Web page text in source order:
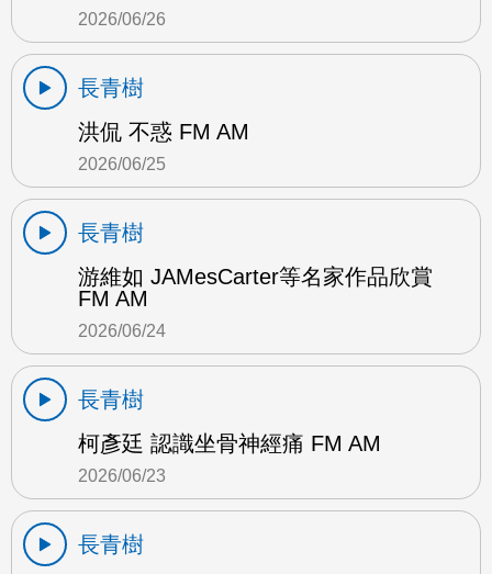
2026/06/26
長青樹
洪侃 不惑 FM AM
2026/06/25
長青樹
游維如 JAMesCarter等名家作品欣賞
FM AM
2026/06/24
長青樹
柯彥廷 認識坐骨神經痛 FM AM
2026/06/23
長青樹